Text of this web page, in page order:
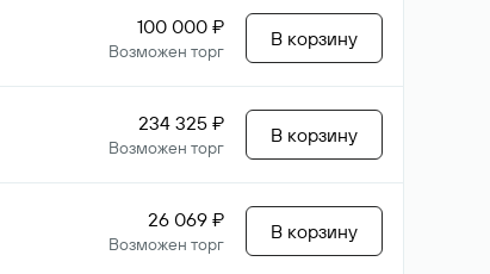
100 000 ₽
Возможен торг
В корзину
234 325 ₽
Возможен торг
В корзину
26 069 ₽
Возможен торг
В корзину